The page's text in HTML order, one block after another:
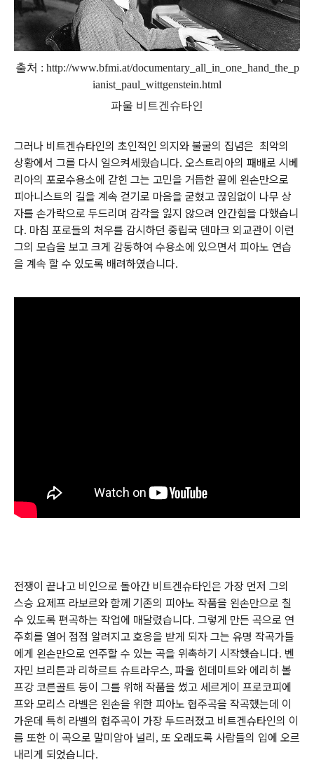
출처 : http://www.bfmi.at/documentary_all_in_one_hand_the_p
ianist_paul_wittgenstein.html
파울 비트겐슈타인
그러나 비트겐슈타인의 초인적인 의지와 불굴의 집념은 최악의
상황에서 그를 다시 일으켜세웠습니다. 오스트리아의 패배로 시베
리아의 포로수용소에 갇힌 그는 고민을 거듭한 끝에 왼손만으로
피아니스트의 길을 계속 걷기로 마음을 굳혔고 끊임없이 나무 상
자를 손가락으로 두드리며 감각을 잃지 않으려 안간힘을 다했습니
다. 마침 포로들의 처우를 감시하던 중립국 덴마크 외교관이 이런
그의 모습을 보고 크게 감동하여 수용소에 있으면서 피아노 연습
을 계속 할 수 있도록 배려하였습니다.
전쟁이 끝나고 비인으로 돌아간 비트겐슈타인은 가장 먼저 그의
스승 요제프 라보르와 함께 기존의 피아노 작품을 왼손만으로 칠
수 있도록 편곡하는 작업에 매달렸습니다. 그렇게 만든 곡으로 연
주회를 열어 점점 알려지고 호응을 받게 되자 그는 유명 작곡가들
에게 왼손만으로 연주할 수 있는 곡을 위촉하기 시작했습니다. 벤
자민 브리튼과 리하르트 슈트라우스, 파울 힌데미트와 에리히 볼
프강 코른골트 등이 그를 위해 작품을 썼고 세르게이 프로코피에
프와 모리스 라벨은 왼손을 위한 피아노 협주곡을 작곡했는데 이
가운데 특히 라벨의 협주곡이 가장 두드러졌고 비트겐슈타인의 이
름 또한 이 곡으로 말미암아 널리 , 또 오래도록 사람들의 입에 오르
내리게 되었습니다.